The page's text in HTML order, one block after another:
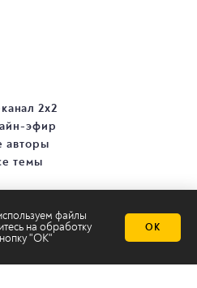
файлы
на обработку
"ОК"
ОК
2х2
эфир
авторы
темы